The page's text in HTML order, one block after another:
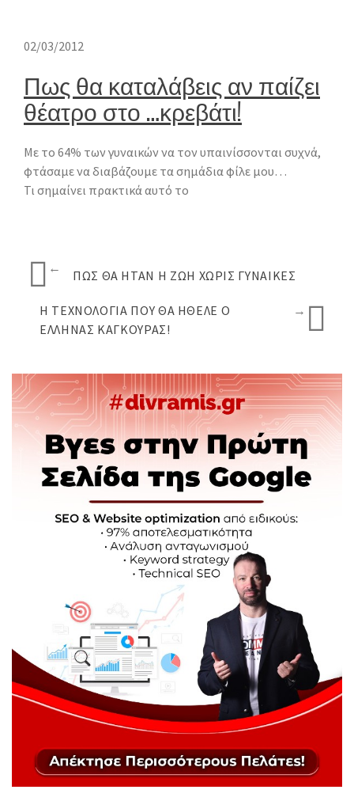
02/03/2012
Πως θα καταλάβεις αν παίζει
θέατρο στο …κρεβάτι!
Με το 64% των γυναικών να τον υπαινίσσονται συχνά,
φτάσαμε να διαβάζουμε τα σημάδια φίλε μου…
Τι σημαίνει πρακτικά αυτό το
← ΠΩΣ ΘΑ ΉΤΑΝ Η ΖΩΉ ΧΩΡΊΣ ΓΥΝΑΊΚΕΣ
Η ΤΕΧΝΟΛΟΓΊΑ ΠΟΥ ΘΑ ΉΘΕΛΕ Ο
ΈΛΛΗΝΑΣ ΚΆΓΚΟΥΡΑΣ!
→